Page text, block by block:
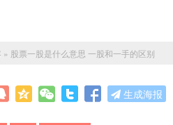
» 股票一股是什么意思 一股和一手的区别
生成海报